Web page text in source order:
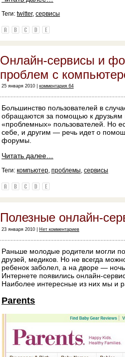
Теги: twitter, сервисы
Онлайн-сервисы и
проблем с
25 января 2010 | комментария 64
Большинство пользователей в
обращаются за помощью к друзьям
«проблемных» пользователей. Но
себе, и другим — речь идет о
форумы.
Читать далее…
Теги: компьютер, проблемы, сервисы
Полезные онлайн-
23 января 2010 | Нет комментариев
Раньше молодые родители могли
друзей, медиков. Но не всегда
ребенок заболел, а на дворе —
Интернете появились онлайн-
Наиболее интересные из них мы и
Parents